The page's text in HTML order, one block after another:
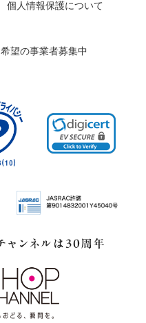
個人情報保護について
望の事業者募集中